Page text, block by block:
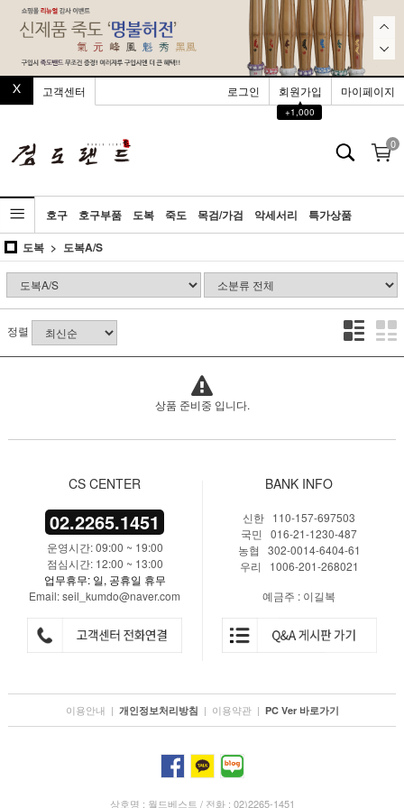
고객센터 로그인 회원가입
▲
+1,000
마이페이지
0
호구 호구부품 도복 죽도 목검/가검 악세서리
특가상품
도복
도복A/S
정렬
상품 준비중 입니다.
CS CENTER
02.2265.1451
운영시간: 09:00 ~ 19:00
점심시간: 12:00 ~ 13:00
업무휴무: 일, 공휴일 휴무
Email: seil_kumdo@naver.com
BANK INFO
신한 110-157-697503
국민 016-21-1230-487
농협 302-0014-6404-61
우리 1006-201-268021
예금주 : 이길복
이용안내 | 개인정보처리방침 | 이용약관 | PC Ver 바로가기
상호명 : 월드베스트 / 전화 : 02)2265-1451